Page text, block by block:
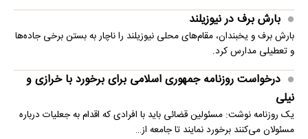
بارش برف در نیوزیلند
بارش برف و یخبندان، مقام‌های محلی نیوزیلند را ناچار به بستن برخی جاده‌ها
و تعطیلی مدارس کرد.
درخواست روزنامه جمهوری اسلامی برای برخورد با خرازی و
نیلی
یک روزنامه نوشت: مسئولین قضائی باید با افرادی که اقدام به جعلیات درباره
مسئولان می‌کنند برخورد نمایند تا جامعه از…